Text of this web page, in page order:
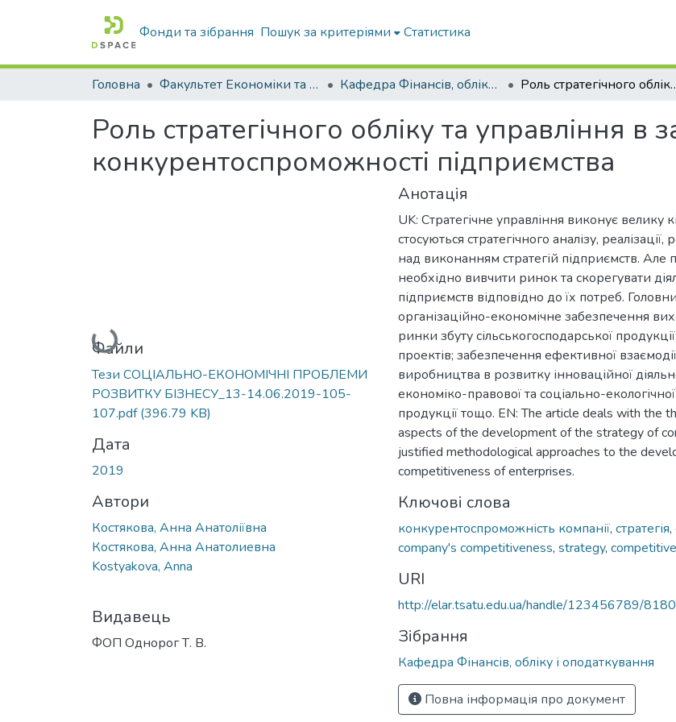
Фонди та зібрання Пошук за критеріями Статистика
Головна Факультет Економіки та бізнесу Кафедра Фінансів, обліку і оподаткування Роль стратегічного обліку та
Роль стратегічного обліку та управління в
конкурентоспроможності підприємства
Вантажиться...
Файли
Тези СОЦІАЛЬНО-ЕКОНОМІЧНІ ПРОБЛЕМИ
РОЗВИТКУ БІЗНЕСУ_13-14.06.2019-105-
107.pdf(396.79 KB)
Дата
2019
Автори
Костякова, Анна Анатоліївна
Костякова, Анна Анатолиевна
Kostyakova, Anna
Видавець
ФОП Однорог Т. В.
Анотація
UK: Стратегічне управління виконує велику
стосуються стратегічного аналізу,
над виконанням стратегій підприємств.
необхідно вивчити ринок та скорегувати
підприємств відповідно до їх потреб.
організаційно-економічне забезпечення
ринки збуту сільськогосподарської
проектів; забезпечення ефективної
виробництва в розвитку інноваційної
економіко-правової та соціально-екологічної
продукції тощо. EN: The article deals with the
aspects of the development of the strategy of
justified methodological approaches to the
competitiveness of enterprises.
Ключові слова
конкурентоспроможність компанії, стратегія,
company's competitiveness, strategy,
URI
http://elar.tsatu.edu.ua/handle/123456789/8180
Зібрання
Кафедра Фінансів, обліку і оподаткування
Повна інформація про документ